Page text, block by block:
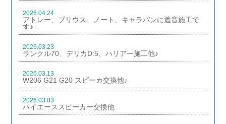
2026.04.24
アトレー、プリウス、ノート、キャラバンに遮音施工で
す♪
2026.03.23
ランクル70、デリカD:5、ハリアー施工他♪
2026.03.13
W206 G21 G20 スピーカ交換他♪
2026.03.03
ハイエーススピーカー交換他